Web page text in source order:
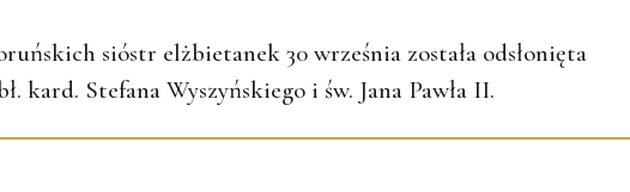
sióstr elżbietanek 30 września została odsłonięta
kard. Stefana Wyszyńskiego i św. Jana Pawła II.